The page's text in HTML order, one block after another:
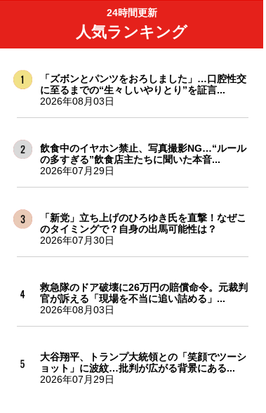
24時間更新
人気ランキング
「ズボンとパンツをおろしました」…口腔性交
に至るまでの“生々しいやりとり”を証言...
2026年08月03日
飲食中のイヤホン禁止、写真撮影NG…“ルール
の多すぎる”飲食店主たちに聞いた本音...
2026年07月29日
「新党」立ち上げのひろゆき氏を直撃！なぜこ
のタイミングで？自身の出馬可能性は？
2026年07月30日
救急隊のドア破壊に26万円の賠償命令。元裁判
官が訴える「現場を不当に追い詰める」...
2026年08月03日
大谷翔平、トランプ大統領との「笑顔でツーシ
ョット」に波紋…批判が広がる背景にある...
2026年07月29日